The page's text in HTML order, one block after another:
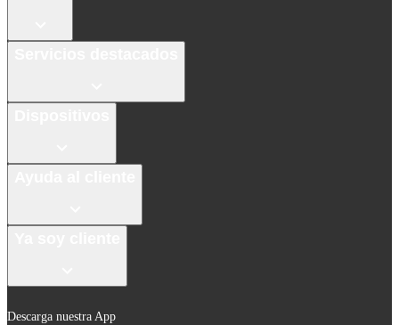
Descarga nuestra App